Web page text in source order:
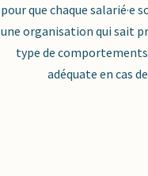
pour que chaque salarié·e
une organisation qui sait
type de
adéquate en cas